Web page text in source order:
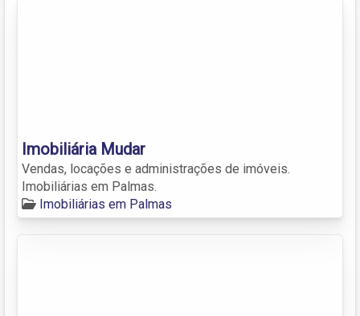
Imobiliária Mudar
Vendas, locações e administrações de imóveis.
Imobiliárias em Palmas.
Imobiliárias em Palmas